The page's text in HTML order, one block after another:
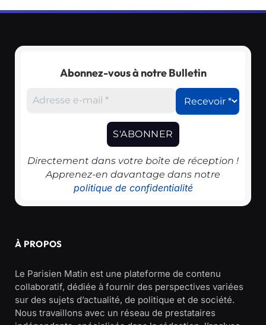
Abonnez-vous à notre Bulletin
Directement dans votre boîte de réception !
Apprenez-en davantage dans notre
politique de confidentialité
À PROPOS
Le Parisien Matin est une plateforme de contenu
collaboratif, dédiée à fournir des perspectives variées
sur des sujets d’actualité, de politique et de société.
Nous travaillons avec un réseau de prestataires